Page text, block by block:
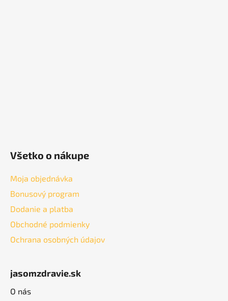
Všetko o nákupe
Moja objednávka
Bonusový program
Dodanie a platba
Obchodné podmienky
Ochrana osobných údajov
jasomzdravie.sk
O nás